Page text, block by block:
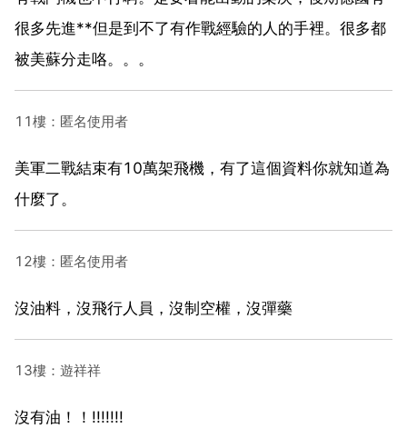
很多先進**但是到不了有作戰經驗的人的手裡。很多都
被美蘇分走咯。。。
11樓：匿名使用者
美軍二戰結束有10萬架飛機，有了這個資料你就知道為
什麼了。
12樓：匿名使用者
沒油料，沒飛行人員，沒制空權，沒彈藥
13樓：遊祥祥
沒有油！！!!!!!!!